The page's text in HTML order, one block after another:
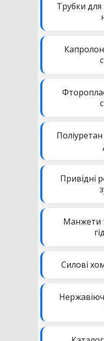
Трубки
Привідні
Манжети
Силові